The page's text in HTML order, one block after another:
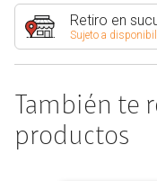
Retiro en
Sujeto a
También te
productos